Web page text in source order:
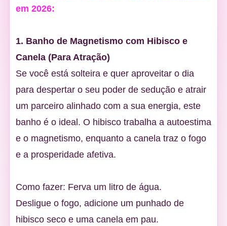
em 2026:
1. Banho de Magnetismo com Hibisco e
Canela (Para Atração)
Se você está solteira e quer aproveitar o dia
para despertar o seu poder de sedução e atrair
um parceiro alinhado com a sua energia, este
banho é o ideal. O hibisco trabalha a autoestima
e o magnetismo, enquanto a canela traz o fogo
e a prosperidade afetiva.
Como fazer: Ferva um litro de água.
Desligue o fogo, adicione um punhado de
hibisco seco e uma canela em pau.